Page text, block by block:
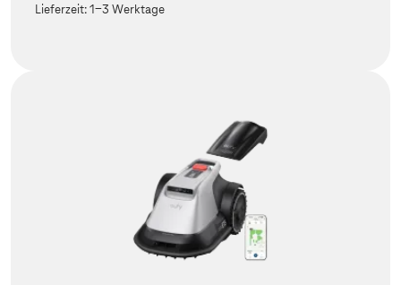
Lieferzeit:1-3 Werktage